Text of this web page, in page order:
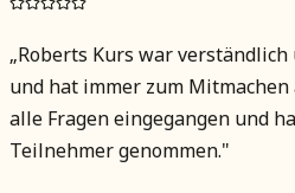
„Roberts Kurs war
und hat immer zum
alle Fragen eingegangen und
Teilnehmer genommen."